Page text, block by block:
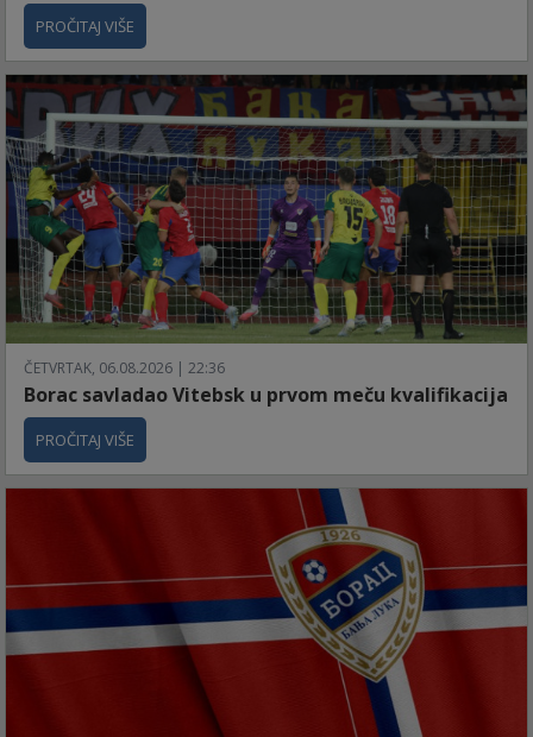
PROČITAJ VIŠE
ČETVRTAK, 06.08.2026 | 22:36
Borac savladao Vitebsk u prvom meču kvalifikacija
PROČITAJ VIŠE